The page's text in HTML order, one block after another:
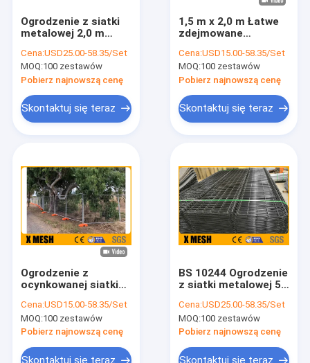
Ogrodzenie z siatki
metalowej 2,0 m
ze stali nierdzewnej
316 ocynkowane
Cena:USD25.00-58.35/Set
MOQ:100 zestawów
Pobierz najnowszą cenę
Skontaktuj się teraz
1,5 m x 2,0 m Łatwe
zdejmowane
ogrodzenie z siatki
na imprezy sportowe
Cena:USD15.00-58.35/Set
MOQ:100 zestawów
Pobierz najnowszą cenę
Skontaktuj się teraz
Ogrodzenie z
ocynkowanej siatki
przenośne
ogrodzenie
zewnętrzne 2,4 x 2,1
Cena:USD15.00-58.35/Set
MOQ:100 zestawów
Pobierz najnowszą cenę
Skontaktuj się teraz
BS 10244 Ogrodzenie
z siatki metalowej 50
Ogrodzenie z siatki
drucianej
Cena:USD25.00-58.35/Set
MOQ:100 zestawów
Pobierz najnowszą cenę
Skontaktuj się teraz